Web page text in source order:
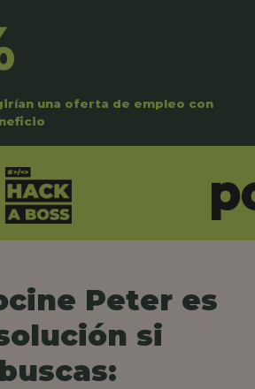
una oferta de empleo con
Peter es
si
buscas: